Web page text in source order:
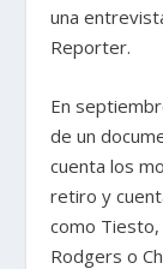
una
Reporter.
En
de un
cuenta los
retiro y
como Tiesto,
Rodgers o